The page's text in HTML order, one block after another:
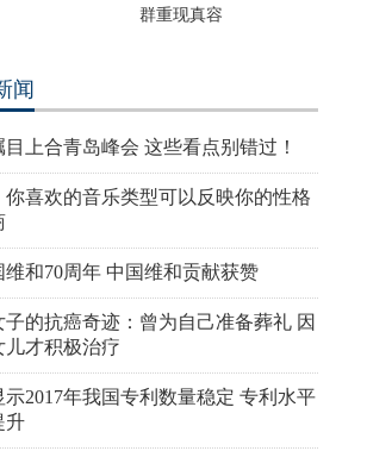
群重现真容
闻
目上合青岛峰会 这些看点别错过！
你喜欢的音乐类型可以反映你的性格
维和70周年 中国维和贡献获赞
子的抗癌奇迹：曾为自己准备葬礼 因
儿才积极治疗
示2017年我国专利数量稳定 专利水平
升